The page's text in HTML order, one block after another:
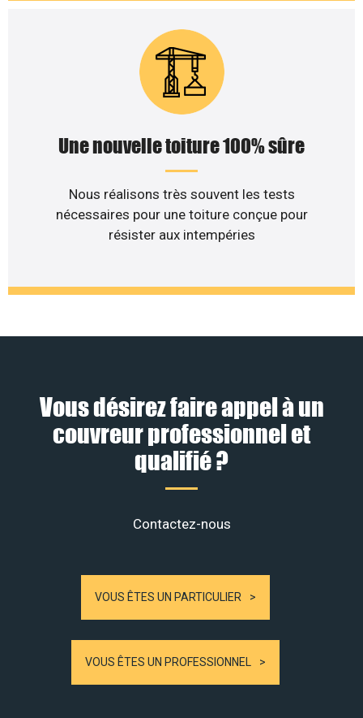
Une nouvelle toiture 100% sûre
Nous réalisons très souvent les tests
nécessaires pour une toiture conçue pour
résister aux intempéries
Vous désirez faire appel à un
couvreur professionnel et
qualifié ?
Contactez-nous
VOUS ÊTES UN PARTICULIER
VOUS ÊTES UN PROFESSIONNEL